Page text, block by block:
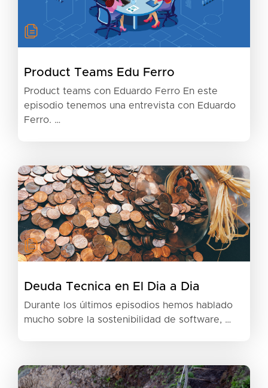
Product Teams Edu Ferro
Product teams con Eduardo Ferro En este
episodio tenemos una entrevista con Eduardo
Ferro. …
Deuda Tecnica en El Dia a Dia
Durante los últimos episodios hemos hablado
mucho sobre la sostenibilidad de software, …